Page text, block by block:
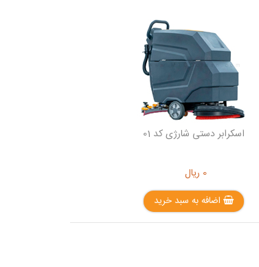
اسکرابر دستی شارژی کد 01
0 ریال
اضافه به سبد خرید